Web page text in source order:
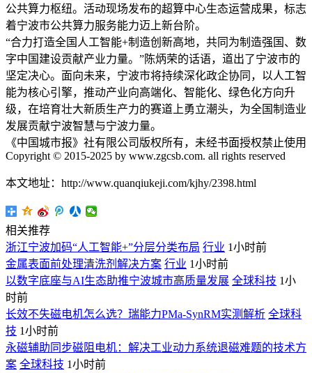
公共算力枢纽。活动现场发布的超算中心生态运营成果，标志
着宁波市公共算力服务能力迈上新台阶。
“合力打造全国人工智能+制造创新高地，共同为制造强国、数
字中国建设贡献产业力量。”陈炳荣的话语，道出了宁波市的
坚定决心。面向未来，宁波市将持续深化政企协同，以人工智
能为核心引擎，推动产业向高端化、智能化、绿色化方向升
级，在培育壮大新质生产力的赛道上勇立潮头，为全国制造业
发展贡献宁波智慧与宁波力量。
《中国城市报》社有限公司版权所有，未经书面授权禁止使用
Copyright © 2015-2025 by www.zgcsb.com. all rights reserved
本文地址：http://www.quanqiukeji.com/kjhy/2398.html
相关推荐
浙江宁波加码“人工智能+”分层分类布局 行业 1小时前
金属表面前处理清洗剂解决方案 行业 1小时前
以数字底座与AI生态助推宁波城市高质量发展 全球科技 1小
时前
长效不失磁电机怎么选？瑞能力PMa-SynRM实测解析 全球科
技 1小时前
永磁辅助同步磁阻电机：解决工业动力系统退磁难题的技术方
案 全球科技 1小时前